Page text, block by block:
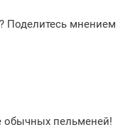
Поделитесь мнением
обычных пельменей!